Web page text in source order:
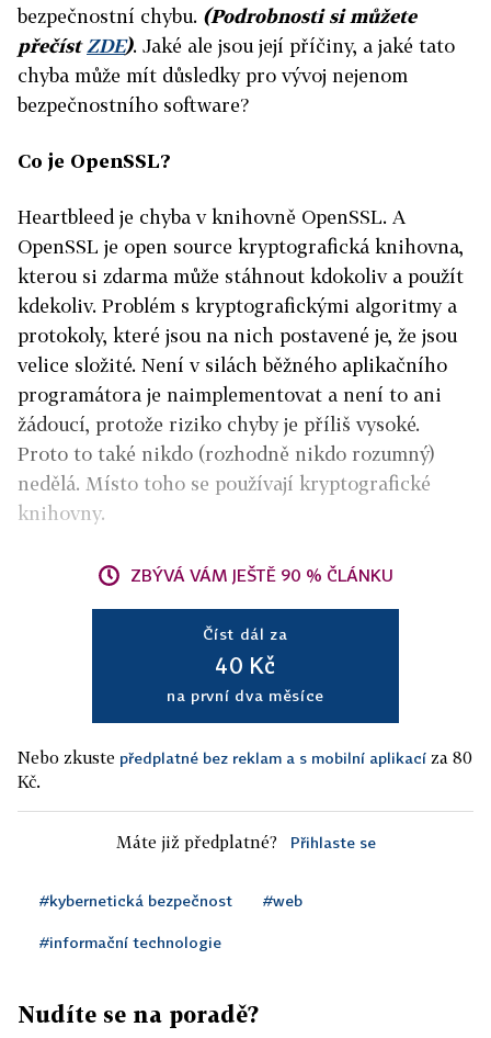
bezpečnostní chybu. (Podrobnosti si můžete
přečístZDE). Jaké ale jsou její příčiny, a jaké tato
chyba může mít důsledky pro vývoj nejenom
bezpečnostního software?
Co je OpenSSL?
Heartbleed je chyba v knihovně OpenSSL. A
OpenSSL je open source kryptografická knihovna,
kterou si zdarma může stáhnout kdokoliv a použít
kdekoliv. Problém s kryptografickými algoritmy a
protokoly, které jsou na nich postavené je, že jsou
velice složité. Není v silách běžného aplikačního
programátora je naimplementovat a není to ani
žádoucí, protože riziko chyby je příliš vysoké.
Proto to také nikdo (rozhodně nikdo rozumný)
nedělá. Místo toho se používají kryptografické
knihovny.
ZBÝVÁ VÁM JEŠTĚ 90 % ČLÁNKU
Číst dál za
40 Kč
na první dva měsíce
Nebo zkuste předplatné bez reklam a s mobilní aplikací za 80
Kč.
Máte již předplatné? Přihlaste se
#kybernetická bezpečnost #web
#informační technologie
Nudíte se na poradě?